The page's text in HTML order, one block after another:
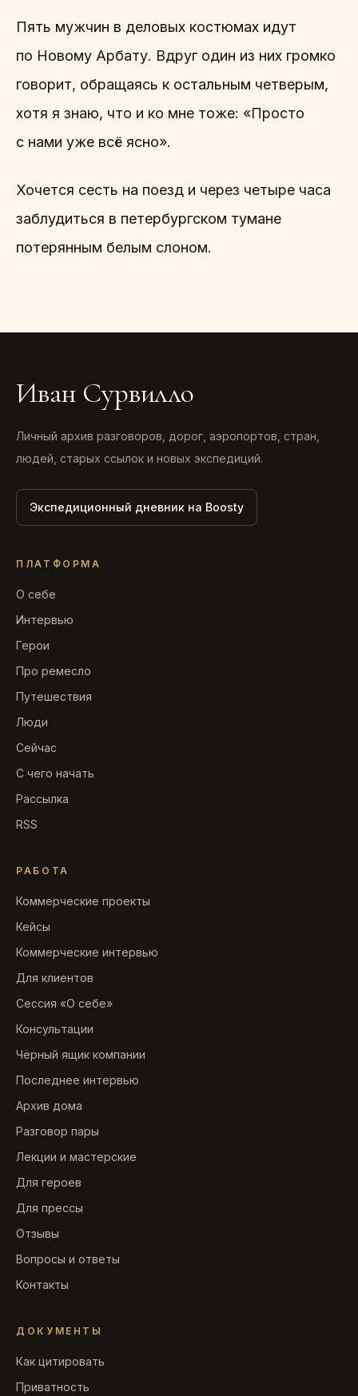
Пять мужчин в деловых костюмах идут
по Новому Арбату. Вдруг один из них громко
говорит, обращаясь к остальным четверым,
хотя я знаю, что и ко мне тоже: «Просто
с нами уже всё ясно».
Хочется сесть на поезд и через четыре часа
заблудиться в петербургском тумане
потерянным белым слоном.
Иван Сурвилло
Личный архив разговоров, дорог, аэропортов, стран,
людей, старых ссылок и новых экспедиций.
Экспедиционный дневник на Boosty
ПЛАТФОРМА
О себе
Интервью
Герои
Про ремесло
Путешествия
Люди
Сейчас
С чего начать
Рассылка
RSS
РАБОТА
Коммерческие проекты
Кейсы
Коммерческие интервью
Для клиентов
Сессия «О себе»
Консультации
Чёрный ящик компании
Последнее интервью
Архив дома
Разговор пары
Лекции и мастерские
Для героев
Для прессы
Отзывы
Вопросы и ответы
Контакты
ДОКУМЕНТЫ
Как цитировать
Приватность